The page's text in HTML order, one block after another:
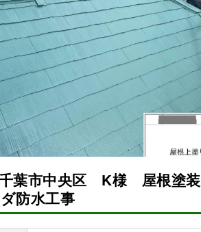
葉市中央区 K様 屋根塗
防水工事